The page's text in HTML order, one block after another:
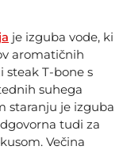
je izguba vode, ki
aromatičnih
steak T-bone s
suhega
staranju je izguba
tudi za
Večina